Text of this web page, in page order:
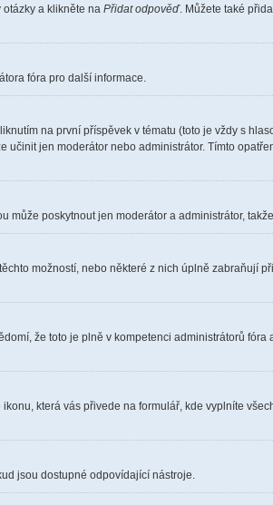
a klikněte na Přidat odpověď. Můžete také
fóra pro další informace.
na první příspěvek v tématu (toto je vždy s
jen moderátor nebo administrátor. Tímto
může poskytnout jen moderátor a administrátor,
možností, nebo některé z nich úplně zabraňují
že toto je plně v kompetenci administrátorů fóra
která vás přivede na formulář, kde vyplníte
jsou dostupné odpovídající nástroje.